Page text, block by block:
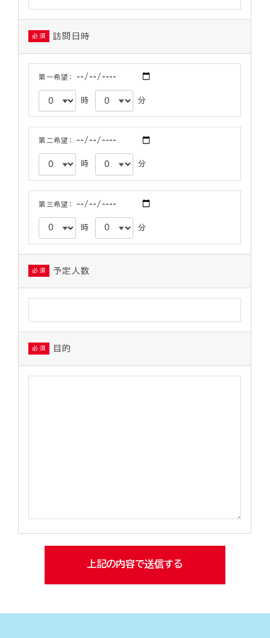
必須 訪問日時
第一希望：
時 分
第二希望：
時 分
第三希望：
時 分
必須 予定人数
必須 目的